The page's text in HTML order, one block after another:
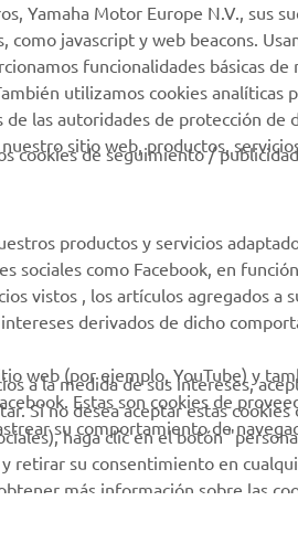
Localizador de
Concesionarios
Gestión de Baterías
Yamaha Motor Europe N.V., sus
como javascript y web beacons.
funcionalidades básicas de
utilizamos cookies analíticas
las autoridades de protección de
sitio web, productos,
cookies de seguimiento /
productos y servicios
sociales como Facebook, en
vistos , los artículos agregados a
derivados de dicho
web (por ejemplo, YouTube) y
Estas son cookies de
su comportamiento de
a la medida de sus intereses,
Si no desea aceptar estas cookies
haga clic en el botón
retirar su consentimiento en
más información sobre las